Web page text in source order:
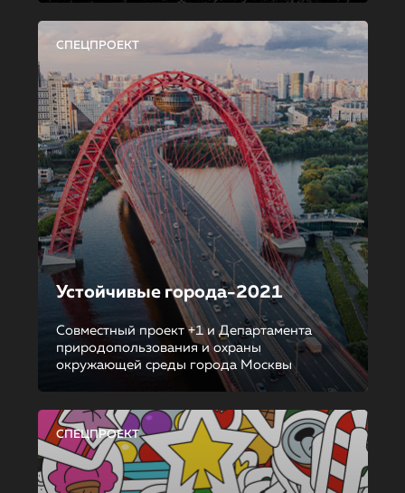
СПЕЦПРОЕКТ
Устойчивые города-2021
Совместный проект +1 и Департамента
природопользования и охраны
окружающей среды города Москвы
СПЕЦПРОЕКТ